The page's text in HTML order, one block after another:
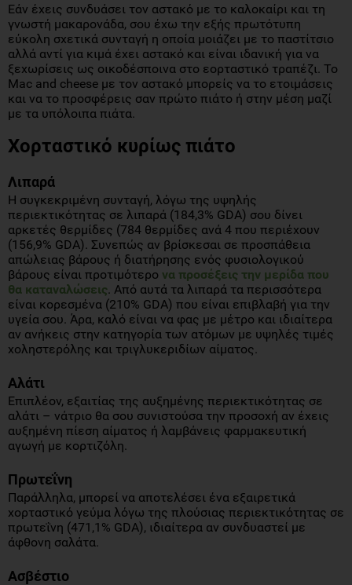
Εάν έχεις συνδυάσει τον αστακό με το καλοκαίρι και τη
γνωστή μακαρονάδα, σου έχω την εξής πρωτότυπη
εύκολη σχετικά συνταγή η οποία μοιάζει με το παστίτσιο
αλλά αντί για κιμά έχει αστακό και είναι ιδανική για να
ξεχωρίσεις ως οικοδέσποινα στο εορταστικό τραπέζι. Το
Mac and cheese με τον αστακό μπορείς να το ετοιμάσεις
και να το προσφέρεις σαν πρώτο πιάτο ή στην μέση μαζί
με τα υπόλοιπα πιάτα.
Χορταστικό κυρίως πιάτο
Λιπαρά
Η συγκεκριμένη συνταγή, λόγω της υψηλής
περιεκτικότητας σε λιπαρά (184,3% GDA) σου δίνει
αρκετές θερμίδες (784 θερμίδες ανά 4 που περιέχουν
(156,9% GDA). Συνεπώς αν βρίσκεσαι σε προσπάθεια
απώλειας βάρους ή διατήρησης ενός φυσιολογικού
βάρους είναι προτιμότερο να προσέξεις την μερίδα που
θα καταναλώσεις . Από αυτά τα λιπαρά τα περισσότερα
είναι κορεσμένα (210% GDA) που είναι επιβλαβή για την
υγεία σου. Άρα, καλό είναι να φας με μέτρο και ιδιαίτερα
αν ανήκεις στην κατηγορία των ατόμων με υψηλές τιμές
χοληστερόλης και τριγλυκεριδίων αίματος.
Αλάτι
Επιπλέον, εξαιτίας της αυξημένης περιεκτικότητας σε
αλάτι – νάτριο θα σου συνιστούσα την προσοχή αν έχεις
αυξημένη πίεση αίματος ή λαμβάνεις φαρμακευτική
αγωγή με κορτιζόλη.
Πρωτεΐνη
Παράλληλα, μπορεί να αποτελέσει ένα εξαιρετικά
χορταστικό γεύμα λόγω της πλούσιας περιεκτικότητας σε
πρωτεΐνη (471,1% GDA), ιδιαίτερα αν συνδυαστεί με
άφθονη σαλάτα.
Ασβέστιο